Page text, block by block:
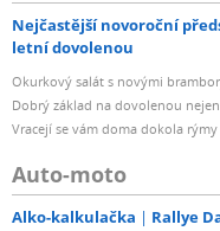
Nejčastější novoroční
letní dovolenou
Okurkový salát s novými
Dobrý základ na dovolenou
Vracejí se vám doma dokola
Auto-moto
Alko-kalkulačka Rallye